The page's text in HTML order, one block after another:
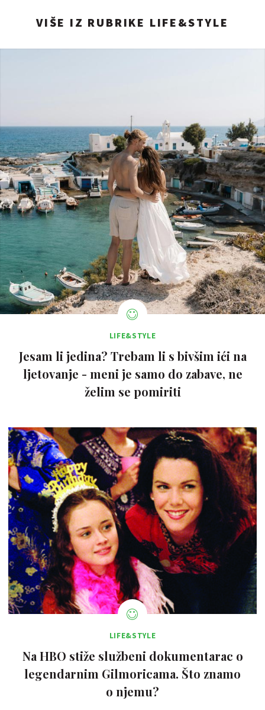
VIŠE IZ RUBRIKE LIFE&STYLE
LIFE&STYLE
Jesam li jedina? Trebam li s bivšim ići na
ljetovanje - meni je samo do zabave, ne
želim se pomiriti
LIFE&STYLE
Na HBO stiže službeni dokumentarac o
legendarnim Gilmoricama. Što znamo
o njemu?